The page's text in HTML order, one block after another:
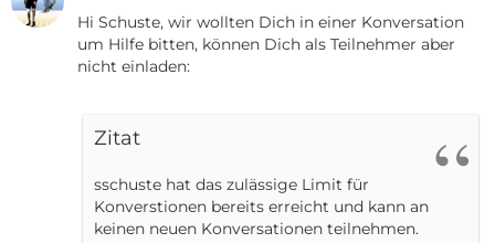
Hi Schuste, wir wollten Dich in einer Konversation
um Hilfe bitten, können Dich als Teilnehmer aber
nicht einladen:
Zitat
sschuste hat das zulässige Limit für
Konverstionen bereits erreicht und kann an
keinen neuen Konversationen teilnehmen.